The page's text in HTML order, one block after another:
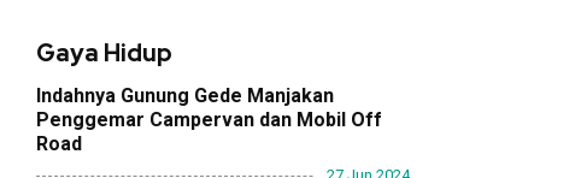
Gaya Hidup
Indahnya Gunung Gede Manjakan
Penggemar Campervan dan Mobil Off
Road